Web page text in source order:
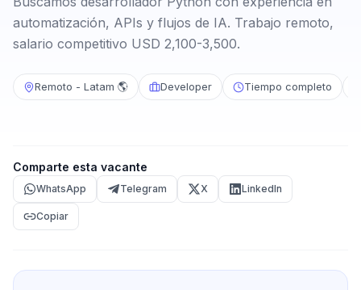
automatización, APIs y flujos de IA. Trabajo remoto,
salario competitivo USD 2,100-3,500.
Remoto - Latam 🌎 Developer Tiempo completo
Comparte esta vacante
WhatsApp Telegram X LinkedIn
Copiar